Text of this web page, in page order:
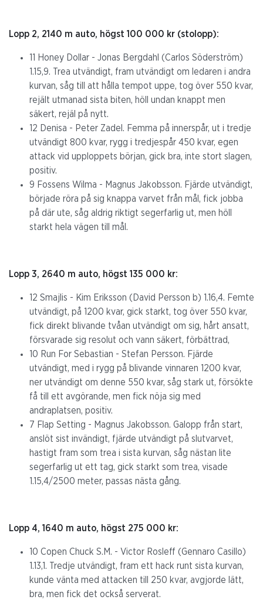
Lopp 2, 2140 m auto, högst 100 000 kr (stolopp):
11 Honey Dollar - Jonas Bergdahl (Carlos Söderström)
1.15,9. Trea utvändigt, fram utvändigt om ledaren i andra
kurvan, såg till att hålla tempot uppe, tog över 550 kvar,
rejält utmanad sista biten, höll undan knappt men
säkert, rejäl på nytt.
12 Denisa - Peter Zadel. Femma på innerspår, ut i tredje
utvändigt 800 kvar, rygg i tredjespår 450 kvar, egen
attack vid upploppets början, gick bra, inte stort slagen,
positiv.
9 Fossens Wilma - Magnus Jakobsson. Fjärde utvändigt,
började röra på sig knappa varvet från mål, fick jobba
på där ute, såg aldrig riktigt segerfarlig ut, men höll
starkt hela vägen till mål.
Lopp 3, 2640 m auto, högst 135 000 kr:
12 Smajlis - Kim Eriksson (David Persson b) 1.16,4. Femte
utvändigt, på 1200 kvar, gick starkt, tog över 550 kvar,
fick direkt blivande tvåan utvändigt om sig, hårt ansatt,
försvarade sig resolut och vann säkert, förbättrad,
10 Run For Sebastian - Stefan Persson. Fjärde
utvändigt, med i rygg på blivande vinnaren 1200 kvar,
ner utvändigt om denne 550 kvar, såg stark ut, försökte
få till ett avgörande, men fick nöja sig med
andraplatsen, positiv.
7 Flap Setting - Magnus Jakobsson. Galopp från start,
anslöt sist invändigt, fjärde utvändigt på slutvarvet,
hastigt fram som trea i sista kurvan, såg nästan lite
segerfarlig ut ett tag, gick starkt som trea, visade
1.15,4/2500 meter, passas nästa gång.
Lopp 4, 1640 m auto, högst 275 000 kr:
10 Copen Chuck S.M. - Victor Rosleff (Gennaro Casillo)
1.13,1. Tredje utvändigt, fram ett hack runt sista kurvan,
kunde vänta med attacken till 250 kvar, avgjorde lätt,
bra, men fick det också serverat.